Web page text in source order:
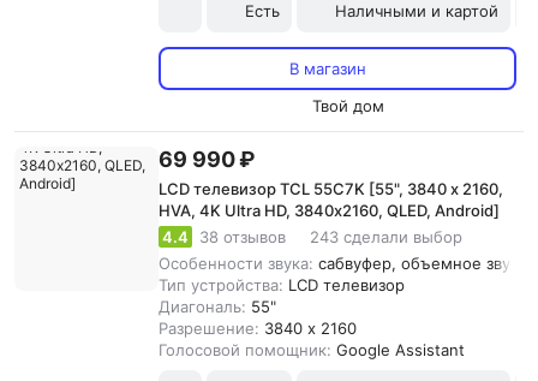
Есть Наличными и картой
В магазин
Твой дом
69 990 ₽
LCD телевизор TCL 55C7K [55", 3840 x 2160,
HVA, 4K Ultra HD, 3840х2160, QLED, Android]
4.4
38 отзывов
243 сделали выбор
Особенности звука: сабвуфер, объемное
Тип устройства: LCD телевизор
Диагональ: 55"
Разрешение: 3840 x 2160
Голосовой помощник: Google Assistant